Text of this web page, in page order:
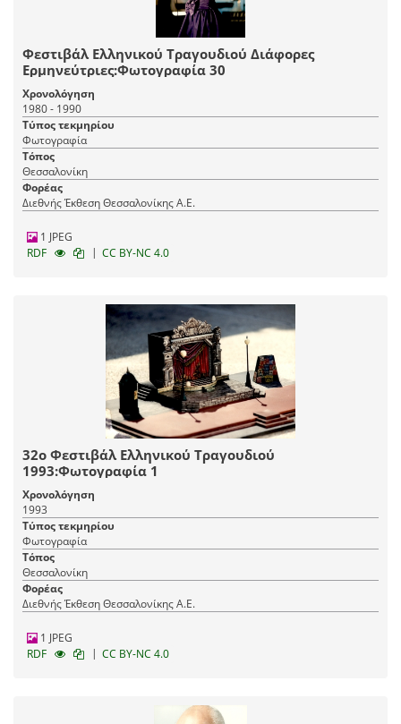
Φεστιβάλ Ελληνικού Τραγουδιού Διάφορες
Ερμηνεύτριες:Φωτογραφία 30
Χρονολόγηση
1980 - 1990
Τύπος τεκμηρίου
Φωτογραφία
Τόπος
Θεσσαλονίκη
Φορέας
Διεθνής Έκθεση Θεσσαλονίκης Α.Ε.
1 JPEG
RDF
| CC BY-NC 4.0
32ο Φεστιβάλ Ελληνικού Τραγουδιού
1993:Φωτογραφία 1
Χρονολόγηση
1993
Τύπος τεκμηρίου
Φωτογραφία
Τόπος
Θεσσαλονίκη
Φορέας
Διεθνής Έκθεση Θεσσαλονίκης Α.Ε.
1 JPEG
RDF
| CC BY-NC 4.0